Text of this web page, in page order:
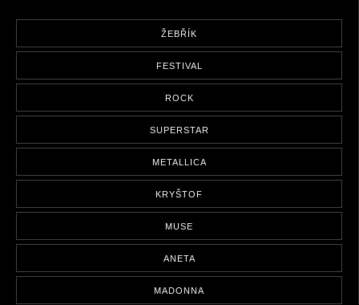
ŽEBŘÍK
FESTIVAL
ROCK
SUPERSTAR
METALLICA
KRYŠTOF
MUSE
ANETA
MADONNA